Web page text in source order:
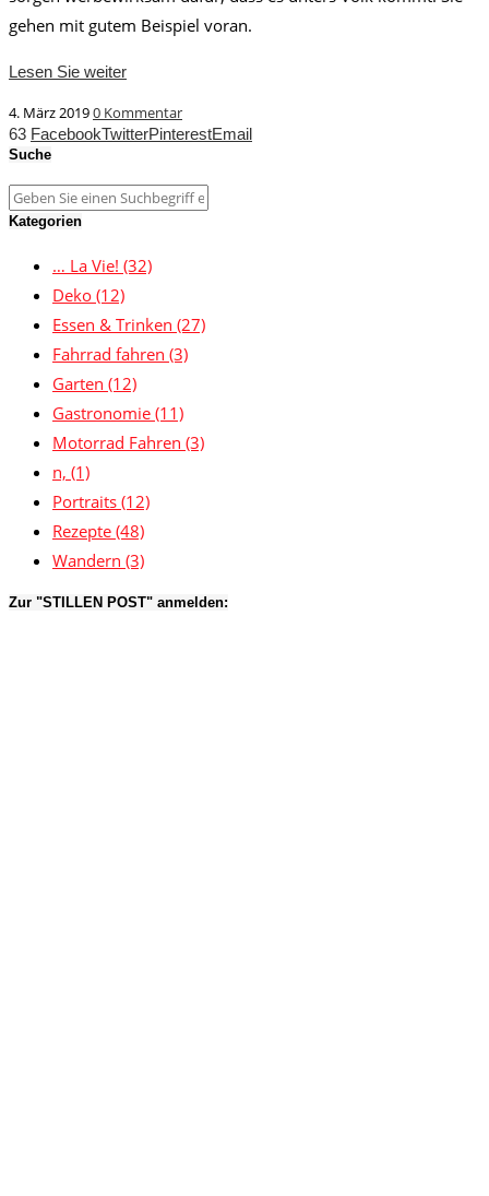
gehen mit gutem Beispiel voran.
Lesen Sie weiter
4. März 20190 Kommentar
63 FacebookTwitterPinterestEmail
Suche
Kategorien
… La Vie! (32)
Deko (12)
Essen & Trinken (27)
Fahrrad fahren (3)
Garten (12)
Gastronomie (11)
Motorrad Fahren (3)
n, (1)
Portraits (12)
Rezepte (48)
Wandern (3)
Zur "STILLEN POST" anmelden: